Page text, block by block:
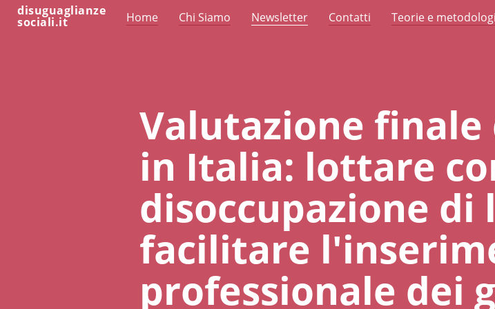
disuguaglianze
sociali.it Home Chi Siamo Newsletter Contatti Teorie e
Valutazione
in Italia: lottare
disoccupazione di
facilitare
professionale dei